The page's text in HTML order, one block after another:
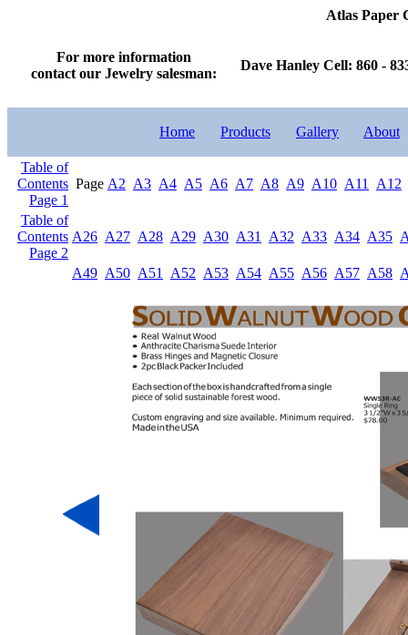
Atlas Paper
For more information
contact our Jewelry salesman:
Dave Hanley Cell: 860 -
Home Products Gallery About
Table of
Contents
Page 1
Page A2 A3 A4 A5 A6 A7 A8 A9 A10 A11 A12
Table of
Contents
Page 2
A26 A27 A28 A29 A30 A31 A32 A33 A34 A35
A49 A50 A51 A52 A53 A54 A55 A56 A57 A58